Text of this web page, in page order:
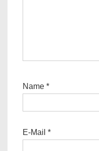
Name *
E-Mail *